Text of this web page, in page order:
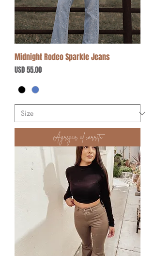
Midnight Rodeo Sparkle Jeans
Precio
USD 55.00
Agregar al carrito